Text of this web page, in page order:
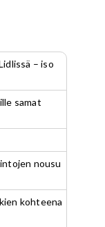
– iso
samat
nousu
kohteena